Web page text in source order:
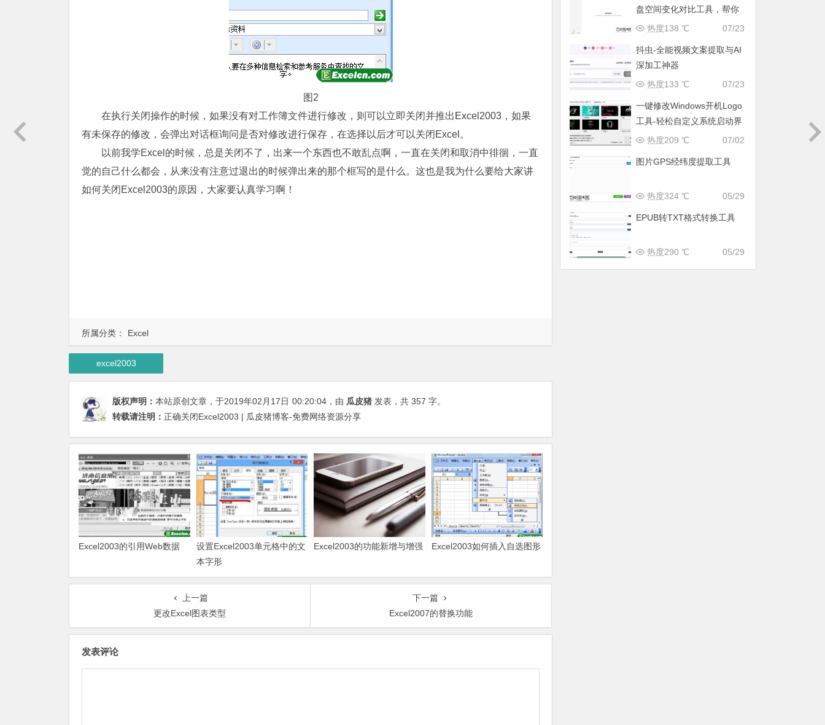
图2
在执行关闭操作的时候，如果没有对工作簿文件进行修改，则可以立即关闭并推出Excel2003，如果
有未保存的修改，会弹出对话框询问是否对修改进行保存，在选择以后才可以关闭Excel。
以前我学Excel的时候，总是关闭不了，出来一个东西也不敢乱点啊，一直在关闭和取消中徘徊，一直
觉的自己什么都会，从来没有注意过退出的时候弹出来的那个框写的是什么。这也是我为什么要给大家讲
如何关闭Excel2003的原因，大家要认真学习啊！
所属分类： Excel
excel2003
版权声明： 本站原创文章，于2019年02月17日 00:20:04 ，由 瓜皮猪 发表，共 357 字。
转载请注明： 正确关闭Excel2003 | 瓜皮猪博客-免费网络资源分享
Excel2003的引用Web数据
设置Excel2003单元格中的文
本字形
Excel2003的功能新增与增强 Excel2003如何插入自选图形
上一篇
更改Excel图表类型
下一篇
Excel2007的替换功能
发表评论
盘空间变化对比工具，帮你
找出“吃掉”空间的罪魁祸首
07/23
热度138 ℃
抖虫-全能视频文案提取与AI
深加工神器
07/23
热度133 ℃
一键修改Windows开机Logo
工具-轻松自定义系统启动界
面
07/02
热度209 ℃
图片GPS经纬度提取工具
05/29
热度324 ℃
EPUB转TXT格式转换工具
05/29
热度290 ℃